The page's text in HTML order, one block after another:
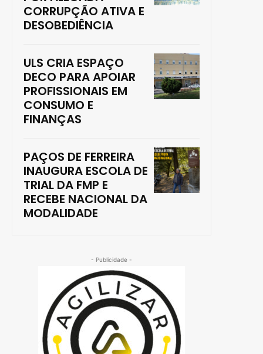
CORRUPÇÃO ATIVA E
DESOBEDIÊNCIA
ULS CRIA ESPAÇO
DECO PARA APOIAR
PROFISSIONAIS EM
CONSUMO E
FINANÇAS
PAÇOS DE FERREIRA
INAUGURA ESCOLA DE
TRIAL DA FMP E
RECEBE NACIONAL DA
MODALIDADE
- Publicidade -